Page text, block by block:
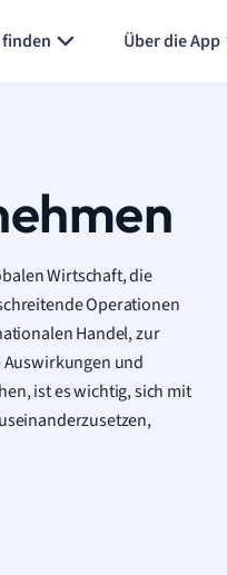
Über die App
Wirtschaft, die
Operationen
Handel, zur
und
ist es wichtig, sich mit